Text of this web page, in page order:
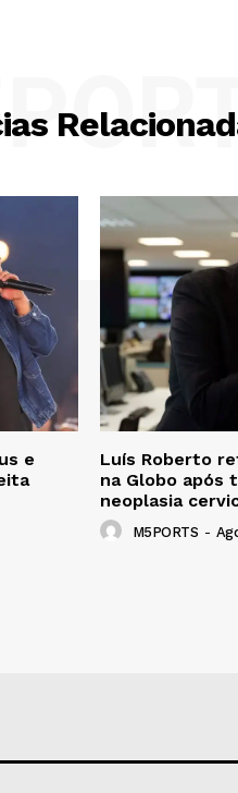
e
Luís Roberto
na Globo após
neoplasia
M5PORTS -